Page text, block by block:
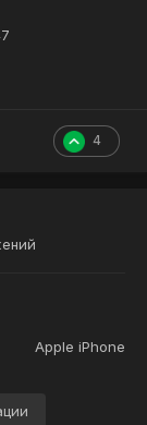
4
Apple iPhone